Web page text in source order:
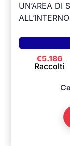
UN’AREA DI
€5.186
Raccolti